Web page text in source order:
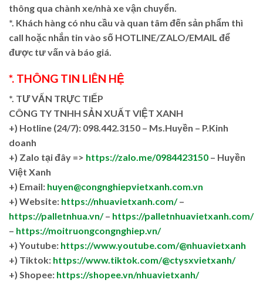
thông qua chành xe/nhà xe vận chuyển.
*. Khách hàng có nhu cầu và quan tâm đến sản phẩm thì
call hoặc nhắn tin vào số HOTLINE/ZALO/EMAIL để
được tư vấn và báo giá.
*. THÔNG TIN LIÊN HỆ
*. TƯ VẤN TRỰC TIẾP
CÔNG TY TNHH SẢN XUẤT VIỆT XANH
+) Hotline (24/7): 098.442.3150 – Ms.Huyền – P.Kinh
doanh
+) Zalo tại đây => https://zalo.me/0984423150 – Huyền
Việt Xanh
+) Email: huyen@congnghiepvietxanh.com.vn
+) Website: https://nhuavietxanh.com/–
https://palletnhua.vn/– https://palletnhuavietxanh.com/
– https://moitruongcongnghiep.vn/
+) Youtube: https://www.youtube.com/@nhuavietxanh
+) Tiktok: https://www.tiktok.com/@ctysxvietxanh/
+) Shopee: https://shopee.vn/nhuavietxanh/